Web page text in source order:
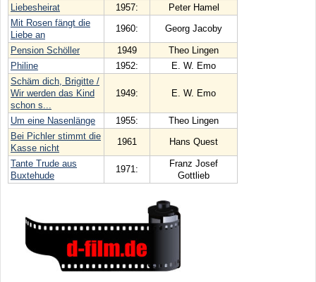
Liebesheirat
1957:
Peter Hamel
Mit Rosen fängt die
Liebe an
1960: Georg Jacoby
Pension Schöller 1949
Theo Lingen
Philine
1952:
E. W. Emo
Schäm dich, Brigitte /
Wir werden das Kind
schon s...
1949: E. W. Emo
Um eine Nasenlänge 1955:
Theo Lingen
Bei Pichler stimmt die
Kasse nicht
1961 Hans Quest
Tante Trude aus
Buxtehude
1971:
Franz Josef
Gottlieb